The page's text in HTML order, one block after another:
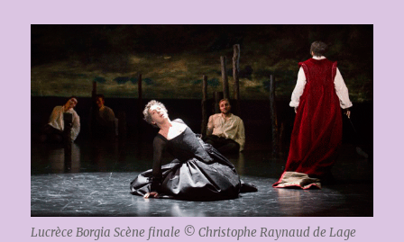
Lucrèce Borgia Scène finale © Christophe Raynaud de Lage